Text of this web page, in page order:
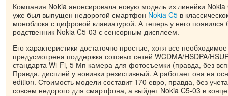
Компания Nokia анонсировала новую модель из линейки
уже был выпущен недорогой смартфон Nokia C5 в
моноблока с цифровой клавиатурой. А теперь у него появился
родственник Nokia C5-03 с сенсорным дисплеем.
Его характеристики достаточно простые, хотя все
предусмотрена поддержка сотовых сетей WCDMA/HSDPA/
стандарта Wi-Fi, 5 Мп камера для фотосъемки (правда, без
Правда, дисплей у новинки резистивный. А работает она на
edition. Стоимость модели составит 170 евро, правда, без
совсем недорого для смартфона, а выйдет Nokia C5-03 в конце